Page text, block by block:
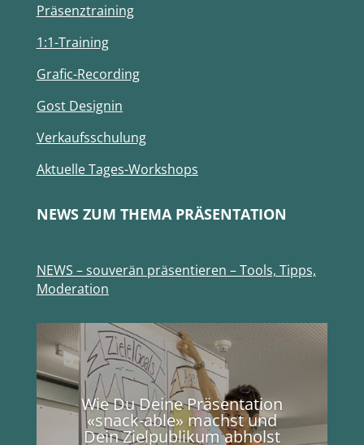
Präsenztraining
1:1-Training
Grafic-Recording
Gost Designin
Verkaufsschulung
Aktuelle Tages-Workshops
NEWS ZUM THEMA PRÄSENTATION
NEWS – souverän präsentieren – Tools, Tipps,
Moderation
Wie Du Deine Präsentation
«snack-able» machst und
Dein Zielpublikum abholst